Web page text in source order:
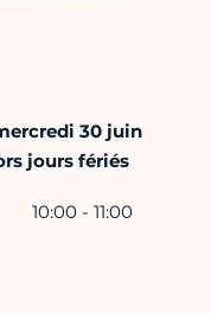
30 juin
jours fériés
10:00 - 11:00